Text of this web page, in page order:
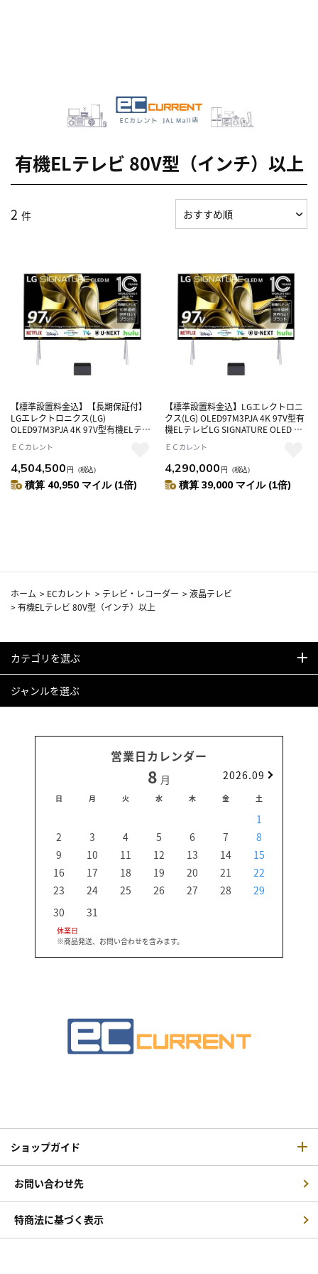
有機ELテレビ 80V型（インチ）以上
2 件
【標準設置料金込】【長期保証付】
LGエレクトロニクス(LG)
OLED97M3PJA 4K 97V型有機ELテレ
TV
ＥＣカレント
4,504,500 円 （税込）
積算 40,950 マイル (1倍)
【標準設置料金込】LGエレクトロニ
クス(LG) OLED97M3PJA 4K 97V型有
機ELテレビLG SIGNATURE OLED M3
ＥＣカレント
4,290,000 円 （税込）
積算 39,000 マイル (1倍)
ホーム > ECカレント > テレビ・レコーダー >液晶テレビ
>有機ELテレビ 80V型（インチ）以上
カテゴリを選ぶ
ジャンルを選ぶ
営業日カレンダー
8 月 2026.09
日 月 火 水 木 金 土
1
2
3 4 5 6 7
8
9
10 11 12 13 14
15
16
17 18 19 20 21
22
23
24 25 26 27 28
29
30
31
休業日
※商品発送、お問い合わせを含みます。
ショップガイド
お問い合わせ先
特商法に基づく表示